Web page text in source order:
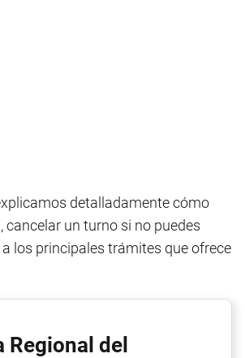
detalladamente cómo
, cancelar un turno si no puedes
los principales trámites que ofrece
Regional del